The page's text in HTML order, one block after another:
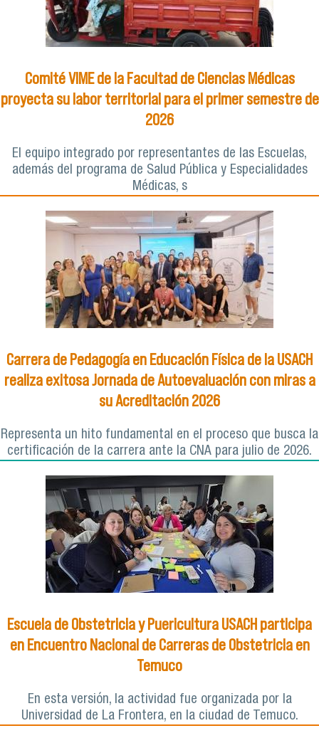
Comité VIME de la Facultad de Ciencias Médicas
proyecta su labor territorial para el primer semestre de
2026
El equipo integrado por representantes de las Escuelas,
además del programa de Salud Pública y Especialidades
Médicas, s
Carrera de Pedagogía en Educación Física de la USACH
realiza exitosa Jornada de Autoevaluación con miras a
su Acreditación 2026
Representa un hito fundamental en el proceso que busca la
certificación de la carrera ante la CNA para julio de 2026.
Escuela de Obstetricia y Puericultura USACH participa
en Encuentro Nacional de Carreras de Obstetricia en
Temuco
En esta versión, la actividad fue organizada por la
Universidad de La Frontera, en la ciudad de Temuco.